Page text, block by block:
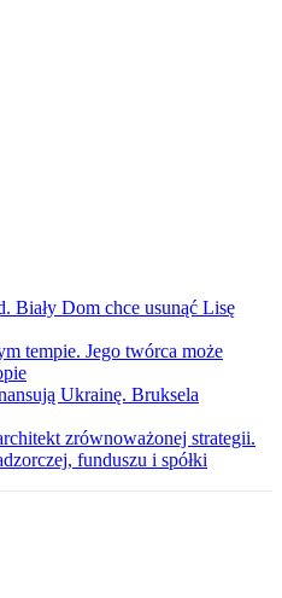
Biały Dom chce usunąć Lisę
tempie. Jego twórca może
Ukrainę. Bruksela
zrównoważonej strategii.
funduszu i spółki